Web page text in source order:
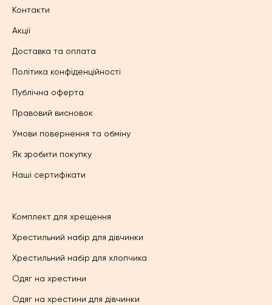
Контакти
Акції
Доставка та оплата
Політика конфіденційності
Публічна оферта
Правовий висновок
Умови повернення та обміну
Як зробити покупку
Наші сертифікати
Комплект для хрещення
Хрестильний набір для дівчинки
Хрестильний набір для хлопчика
Одяг на хрестини
Одяг на хрестини для дівчинки